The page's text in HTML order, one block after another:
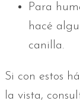
Para
hacé
canilla.
Si con estos
la vista,